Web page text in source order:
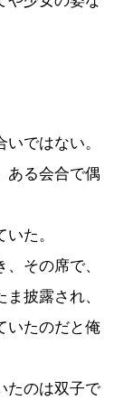
ではない。
ある会合で偶
た。
その席で、
披露され、
いたのだと俺
たのは双子で